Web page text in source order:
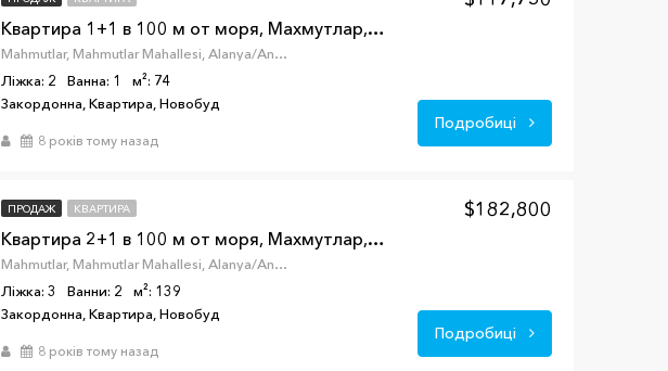
Квартира 1+1 в 100 м от моря, Махмутлар, Аланья, Турция
Mahmutlar, Mahmutlar Mahallesi, Alanya/Antalya, Турция
Ліжка: 2
Ванна: 1
м²: 74
Закордонна, Квартира, Новобуд
8 років тому назад
Подробиці
ПРОДАЖ КВАРТИРА
Квартира 2+1 в 100 м от моря, Махмутлар, Аланья, Турция
Mahmutlar, Mahmutlar Mahallesi, Alanya/Antalya, Турция
Ліжка: 3
Ванни: 2
м²: 139
Закордонна, Квартира, Новобуд
8 років тому назад
$182,800
Подробиці